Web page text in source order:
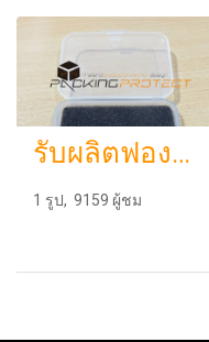
รับผลิตฟองน้ำpuu ตัดโฟมบรรจุภัณฑ์โฟมกันกระแทกราคาถูก
1 รูป, 9159 ผู้ชม